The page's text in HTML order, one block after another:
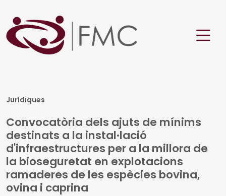
Jurídiques
Convocatòria dels ajuts de mínims
destinats a la instal·lació
d'infraestructures per a la millora de
la bioseguretat en explotacions
ramaderes de les espècies bovina,
ovina i caprina